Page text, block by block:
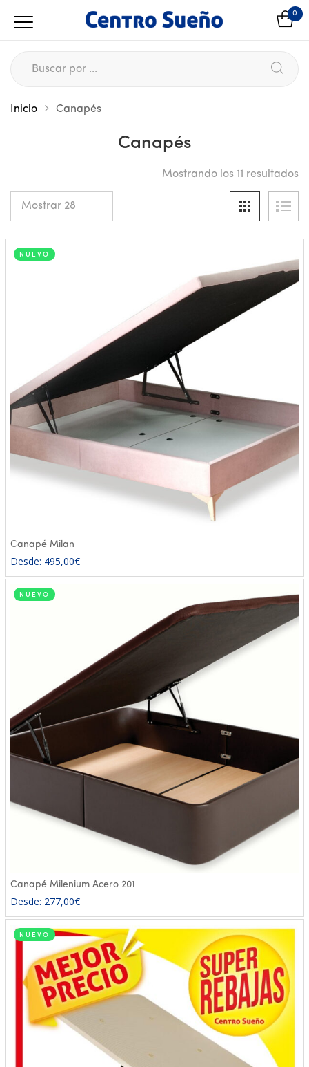
0
Inicio Canapés
Canapés
Mostrando los 11 resultados
NUEVO
Canapé Milan
Desde: 495,00€
NUEVO
Canapé Milenium Acero 201
Desde: 277,00€
NUEVO